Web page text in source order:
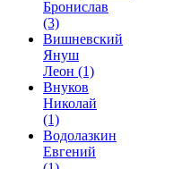
Бронислав
(3)
Вишневский
Януш
Леон (1)
Внуков
Николай
(1)
Водолазкин
Евгений